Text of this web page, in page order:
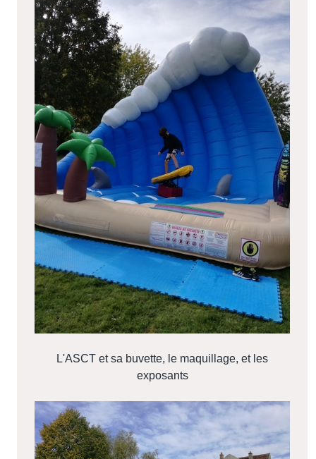
L'ASCT et sa buvette, le maquillage, et les
exposants